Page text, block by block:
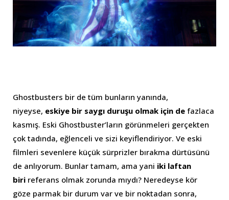
Ghostbusters bir de tüm bunların yanında,
niyeyse, eskiye bir saygı duruşu olmak için de fazlaca
kasmış. Eski Ghostbuster’ların görünmeleri gerçekten
çok tadında, eğlenceli ve sizi keyiflendiriyor. Ve eski
filmleri sevenlere küçük sürprizler bırakma dürtüsünü
de anlıyorum. Bunlar tamam, ama yani iki laftan
biri referans olmak zorunda mıydı? Neredeyse kör
göze parmak bir durum var ve bir noktadan sonra,